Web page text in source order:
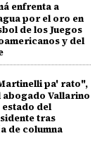
enfrenta a
por el oro en
de los Juegos
y del
pa' rato",
abogado Vallarino
del
tras
de columna